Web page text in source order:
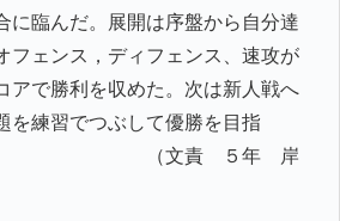
に臨んだ。展開は序盤から自分達
フェンス，ディフェンス、速攻が
アで勝利を収めた。次は新人戦へ
を練習でつぶして優勝を目指
文責 ５年 岸